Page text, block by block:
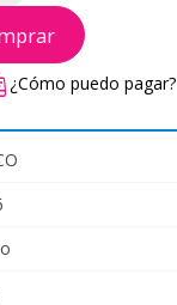
¿Cómo puedo pagar?